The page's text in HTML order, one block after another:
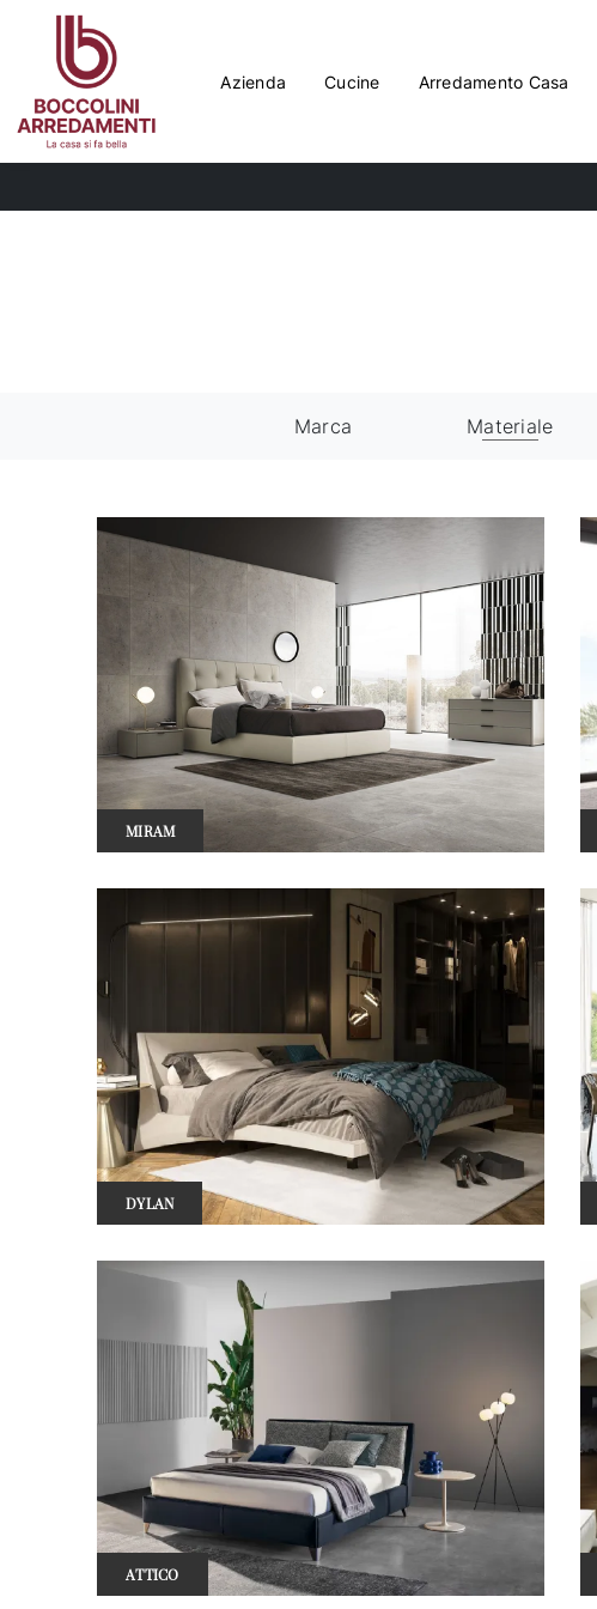
Azienda Cucine Arredamento Casa
Marca Materiale
MIRAM
DYLAN
ATTICO